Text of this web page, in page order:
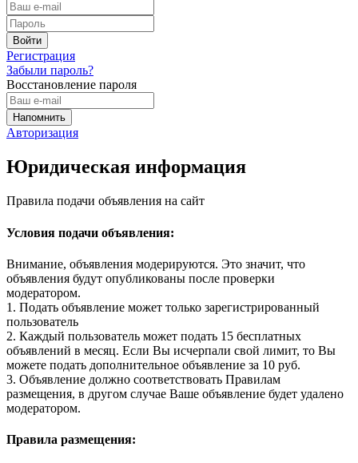
Регистрация
Забыли пароль?
Восстановление пароля
Авторизация
Юридическая информация
Правила подачи объявления на сайт
Условия подачи объявления:
Внимание, объявления модерируются. Это значит, что
объявления будут опубликованы после проверки
модератором.
1. Подать объявление может только зарегистрированный
пользователь
2. Каждый пользователь может подать 15 бесплатных
объявлений в месяц. Если Вы исчерпали свой лимит, то Вы
можете подать дополнительное объявление за 10 руб.
3. Объявление должно соответствовать Правилам
размещения, в другом случае Ваше объявление будет удалено
модератором.
Правила размещения: